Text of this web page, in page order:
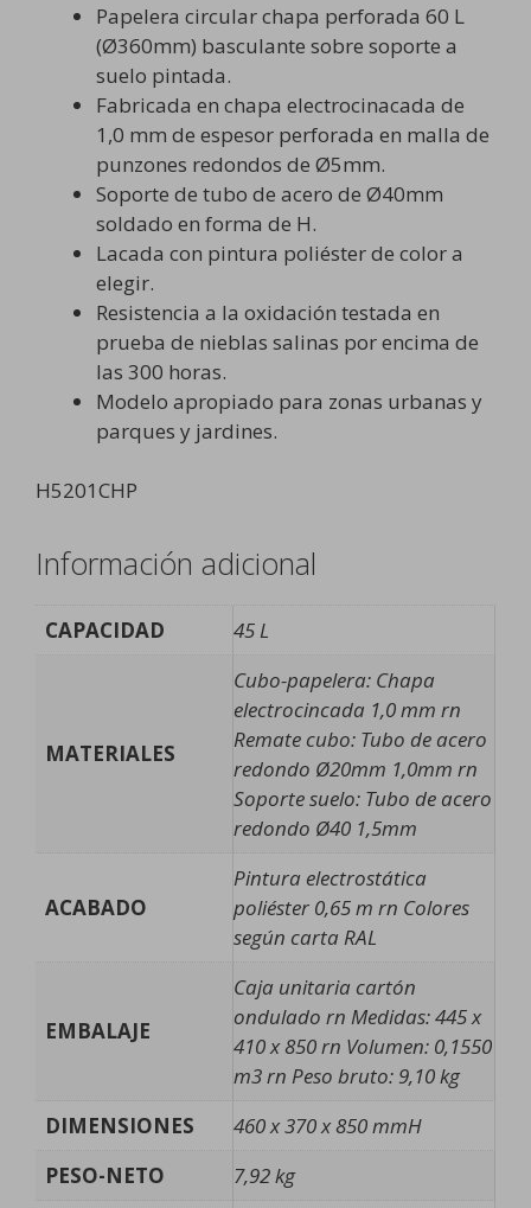
Papelera circular chapa perforada 60 L
(Ø360mm) basculante sobre soporte a
suelo pintada.
Fabricada en chapa electrocinacada de
1,0 mm de espesor perforada en malla de
punzones redondos de Ø5mm.
Soporte de tubo de acero de Ø40mm
soldado en forma de H.
Lacada con pintura poliéster de color a
elegir.
Resistencia a la oxidación testada en
prueba de nieblas salinas por encima de
las 300 horas.
Modelo apropiado para zonas urbanas y
parques y jardines.
H5201CHP
Información adicional
CAPACIDAD 45 L
MATERIALES
Cubo-papelera: Chapa
electrocincada 1,0 mm rn
Remate cubo: Tubo de acero
redondo Ø20mm 1,0mm rn
Soporte suelo: Tubo de acero
redondo Ø40 1,5mm
ACABADO
Pintura electrostática
poliéster 0,65 m rn Colores
según carta RAL
EMBALAJE
Caja unitaria cartón
ondulado rn Medidas: 445 x
410 x 850 rn Volumen: 0,1550
m3 rn Peso bruto: 9,10 kg
DIMENSIONES
460 x 370 x 850 mmH
PESO-NETO
7,92 kg